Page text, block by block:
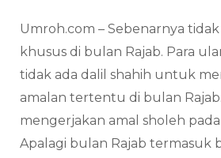
Umroh.com – Sebenarnya
khusus di bulan Rajab. Para
tidak ada dalil shahih untuk
amalan tertentu di bulan
mengerjakan amal sholeh
Apalagi bulan Rajab termasuk